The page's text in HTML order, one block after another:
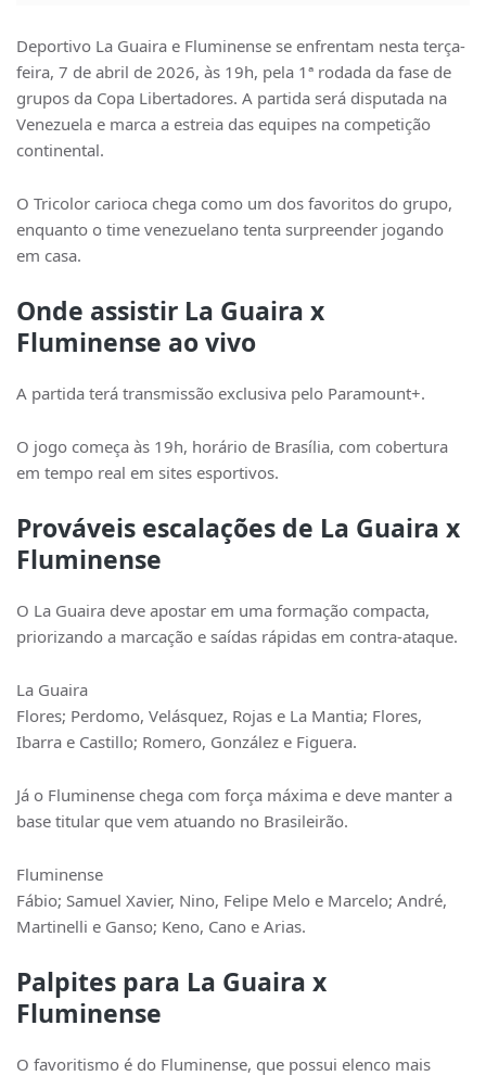
Deportivo La Guaira e Fluminense se enfrentam nesta terça-
feira, 7 de abril de 2026, às 19h, pela 1ª rodada da fase de
grupos da Copa Libertadores. A partida será disputada na
Venezuela e marca a estreia das equipes na competição
continental.
O Tricolor carioca chega como um dos favoritos do grupo,
enquanto o time venezuelano tenta surpreender jogando
em casa.
Onde assistir La Guaira x
Fluminense ao vivo
A partida terá transmissão exclusiva pelo Paramount+.
O jogo começa às 19h, horário de Brasília, com cobertura
em tempo real em sites esportivos.
Prováveis escalações de La Guaira x
Fluminense
O La Guaira deve apostar em uma formação compacta,
priorizando a marcação e saídas rápidas em contra-ataque.
La Guaira
Flores; Perdomo, Velásquez, Rojas e La Mantia; Flores,
Ibarra e Castillo; Romero, González e Figuera.
Já o Fluminense chega com força máxima e deve manter a
base titular que vem atuando no Brasileirão.
Fluminense
Fábio; Samuel Xavier, Nino, Felipe Melo e Marcelo; André,
Martinelli e Ganso; Keno, Cano e Arias.
Palpites para La Guaira x
Fluminense
O favoritismo é do Fluminense, que possui elenco mais